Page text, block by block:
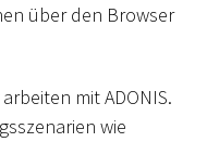
über den Browser
mit ADONIS.
wie